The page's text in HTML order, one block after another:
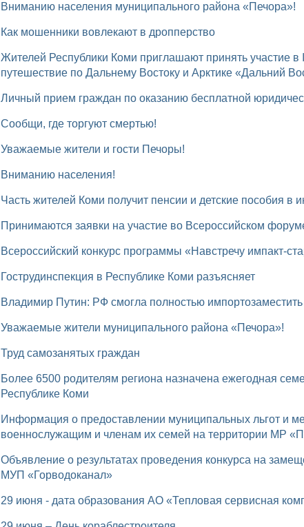
Вниманию населения муниципального района «Печора»!
Как мошенники вовлекают в дропперство
Жителей Республики Коми приглашают принять участие в IV Всероссийском конкурсе на лучшее
путешествие по Дальнему Востоку и Арктике «Дальний
Личный прием граждан по оказанию бесплатной
Сообщи, где торгуют смертью!
Уважаемые жители и гости Печоры!
Вниманию населения!
Часть жителей Коми получит пенсии и детские пособия в
Принимаются заявки на участие во Всероссийском
Всероссийский конкурс программы «Навстречу импакт-
Гострудинспекция в Республике Коми разъясняет
Владимир Путин: РФ смогла полностью
Уважаемые жители муниципального района «Печора»!
Труд самозанятых граждан
Более 6500 родителям региона назначена ежегодная семейная выплата Отделением СФР по
Республике Коми
Информация о предоставлении муниципальных льгот и мер социальной поддержки
военнослужащим и членам их семей на территории МР
Объявление о результатах проведения конкурса на замещение вакантной должности директора
МУП «Горводоканал»
29 июня - дата образования АО «Тепловая сервисная